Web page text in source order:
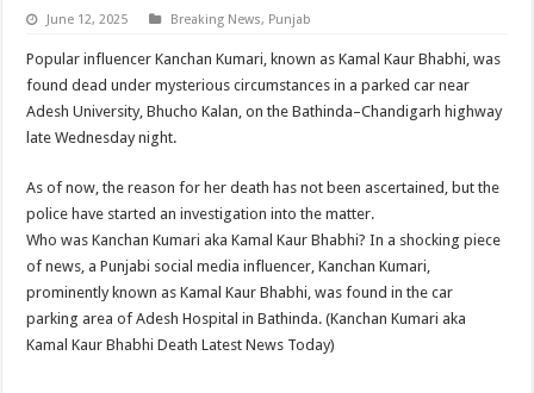
June 12, 2025 Breaking News, Punjab
Popular influencer Kanchan Kumari, known as Kamal Kaur Bhabhi, was
found dead under mysterious circumstances in a parked car near
Adesh University, Bhucho Kalan, on the Bathinda–Chandigarh highway
late Wednesday night.
As of now, the reason for her death has not been ascertained, but the
police have started an investigation into the matter.
Who was Kanchan Kumari aka Kamal Kaur Bhabhi? In a shocking piece
of news, a Punjabi social media influencer, Kanchan Kumari,
prominently known as Kamal Kaur Bhabhi, was found in the car
parking area of Adesh Hospital in Bathinda. (Kanchan Kumari aka
Kamal Kaur Bhabhi Death Latest News Today)